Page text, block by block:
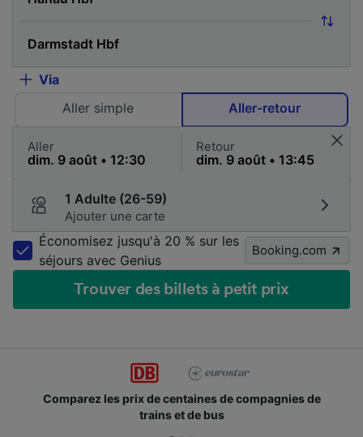
Via
Aller simple
Aller-retour
Aller Retour
1 Adulte (26-59)
Ajouter une carte
Économisez jusqu'à 20 % sur les
séjours avec Genius
Booking.com
Trouver des billets à petit prix
Comparez les prix de centaines de compagnies de
trains et de bus